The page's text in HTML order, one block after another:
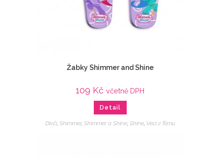
Žabky Shimmer and Shine
109 Kč včetně DPH
Detail
Dívčí, Shimmer, Shimmer a Shine, Shine, Veci z filmu